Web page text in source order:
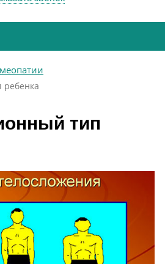
ребенка
тип